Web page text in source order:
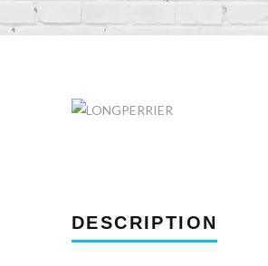
DESCRIPTION